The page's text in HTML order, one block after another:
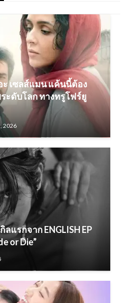
ะ เซลส์แมน แค้นนี้ต้อง
ะดับโลก ทางทรูโฟร์ยู
2026
ลแรกจาก ENGLISH EP
or Die”